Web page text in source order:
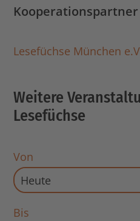
Kooperationspartner
Lesefüchse München
Weitere
Lesefüchse
Von
Bis